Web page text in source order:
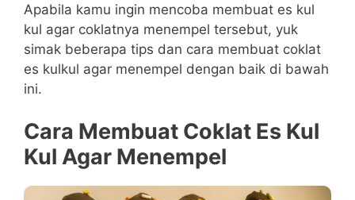
Apabila kamu ingin mencoba membuat es kul
kul agar coklatnya menempel tersebut, yuk
simak beberapa tips dan cara membuat coklat
es kulkul agar menempel dengan baik di bawah
ini.
Cara Membuat Coklat Es Kul
Kul Agar Menempel